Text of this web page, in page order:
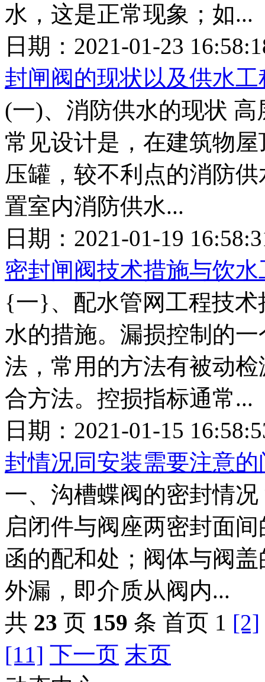
水，这是正常现象；如...
日期：2021-01-23
封闸阀的现状以及供水
(一)、消防供水的现状
常见设计是，在建筑物
压罐，较不利点的消防
置室内消防供水...
日期：2021-01-19
密封闸阀技术措施与饮水
{一}、配水管网工程技
水的措施。漏损控制的
法，常用的方法有被动
合方法。控损指标通常...
日期：2021-01-15
封情况同安装需要注意的
一、沟槽蝶阀的密封情
启闭件与阀座两密封面
函的配和处；阀体与阀
外漏，即介质从阀内...
共 23 页 159 条 首页 1 [2]
[11] 下一页 末页